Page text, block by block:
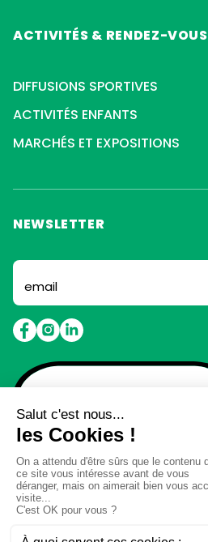
ACTIVITÉS & RENDEZ-VOUS
DIFFUSIONS SPORTIVES
ACTIVITÉS ENFANTS
MARCHÉS ET EXPOSITIONS
NEWSLETTER
louper